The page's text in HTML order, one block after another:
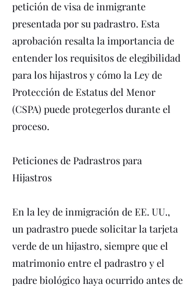
petición de visa de inmigrante
presentada por su padrastro. Esta
aprobación resalta la importancia de
entender los requisitos de elegibilidad
para los hijastros y cómo la Ley de
Protección de Estatus del Menor
(CSPA) puede protegerlos durante el
proceso.
Peticiones de Padrastros para
Hijastros
En la ley de inmigración de EE. UU.,
un padrastro puede solicitar la tarjeta
verde de un hijastro, siempre que el
matrimonio entre el padrastro y el
padre biológico haya ocurrido antes de